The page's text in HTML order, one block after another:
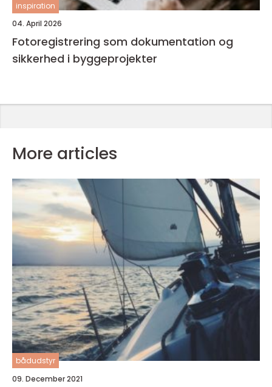
inspiration
04. April 2026
Fotoregistrering som dokumentation og
sikkerhed i byggeprojekter
More articles
bådudstyr
09. December 2021